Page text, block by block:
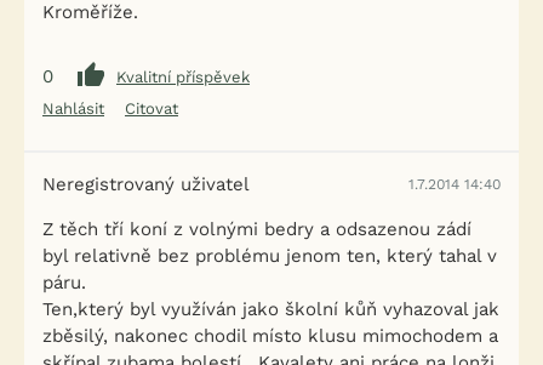
Kroměříže.
0
Kvalitní příspěvek
Nahlásit
Citovat
Neregistrovaný uživatel 1.7.2014 14:40
Z těch tří koní z volnými bedry a odsazenou zádí
byl relativně bez problému jenom ten, který tahal v
páru.
Ten,který byl využíván jako školní kůň vyhazoval jak
zběsilý, nakonec chodil místo klusu mimochodem a